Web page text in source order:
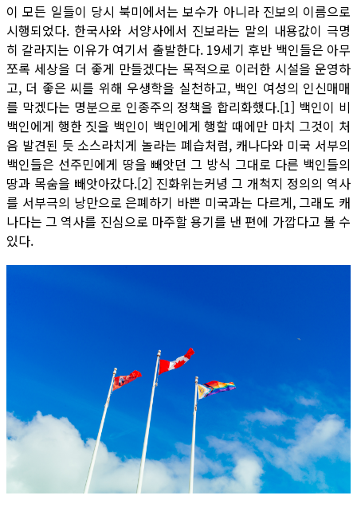
이 모든 일들이 당시 북미에서는 보수가 아니라 진보의 이름으로
시행되었다. 한국사와 서양사에서 진보라는 말의 내용값이 극명
히 갈라지는 이유가 여기서 출발한다. 19세기 후반 백인들은 아무
쪼록 세상을 더 좋게 만들겠다는 목적으로 이러한 시설을 운영하
고, 더 좋은 씨를 위해 우생학을 실천하고, 백인 여성의 인신매매
를 막겠다는 명분으로 인종주의 정책을 합리화했다.[1] 백인이 비
백인에게 행한 짓을 백인이 백인에게 행할 때에만 마치 그것이 처
음 발견된 듯 소스라치게 놀라는 폐습처럼, 캐나다와 미국 서부의
백인들은 선주민에게 땅을 빼앗던 그 방식 그대로 다른 백인들의
땅과 목숨을 빼앗아갔다.[2] 진화위는커녕 그 개척지 정의의 역사
를 서부극의 낭만으로 은폐하기 바쁜 미국과는 다르게, 그래도 캐
나다는 그 역사를 진심으로 마주할 용기를 낸 편에 가깝다고 볼 수
있다.